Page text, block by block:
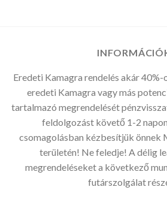
Eredeti Kamagra rendelés akár
eredeti Kamagra vagy más
tartalmazó megrendelését
feldolgozást követő 1-2
csomagolásban kézbesítjük önnek
területén! Ne feledje! A délig
megrendeléseket a következő
futárszolgálat